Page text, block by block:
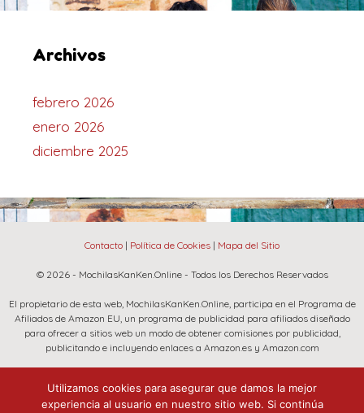
Archivos
febrero 2026
enero 2026
diciembre 2025
Contacto | Política de Cookies | Mapa del Sitio
© 2026 - MochilasKanKen.Online - Todos los Derechos Reservados
El propietario de esta web, MochilasKanKen.Online, participa en el Programa de
Afiliados de Amazon EU, un programa de publicidad para afiliados diseñado
para ofrecer a sitios web un modo de obtener comisiones por publicidad,
publicitando e incluyendo enlaces a Amazon.es y Amazon.com
Amazon.com, Inc. o sus afiliados.
Utilizamos cookies para asegurar que damos la mejor
experiencia al usuario en nuestro sitio web. Si continúa